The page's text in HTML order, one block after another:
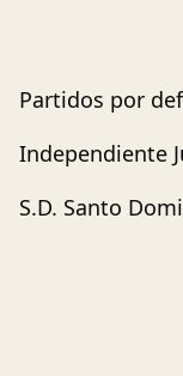
Partidos por
Independiente
S.D. Santo